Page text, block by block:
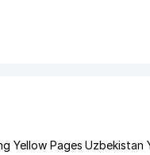
Yellow Pages Uzbekistan